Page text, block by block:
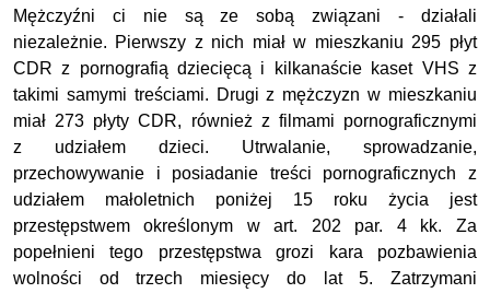
Mężczyźni ci nie są ze sobą związani - działali
niezależnie. Pierwszy z nich miał w mieszkaniu 295 płyt
CDR z pornografią dziecięcą i kilkanaście kaset VHS z
takimi samymi treściami. Drugi z mężczyzn w mieszkaniu
miał 273 płyty CDR, również z filmami pornograficznymi
z udziałem dzieci. Utrwalanie, sprowadzanie,
przechowywanie i posiadanie treści pornograficznych z
udziałem małoletnich poniżej 15 roku życia jest
przestępstwem określonym w art. 202 par. 4 kk. Za
popełnieni tego przestępstwa grozi kara pozbawienia
wolności od trzech miesięcy do lat 5. Zatrzymani